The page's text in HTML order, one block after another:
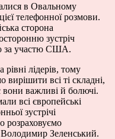
в Овальному
телефонної розмови.
сторона
зустріч
за участю США.
лідерів, тому
вирішити всі ті складні,
важливі й болючі.
всі європейські
зустрічі
розраховуємо
Зеленський.